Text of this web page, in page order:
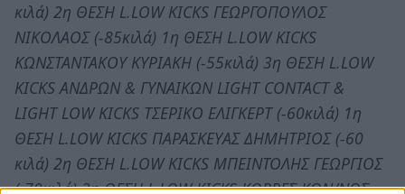
κιλά) 2η ΘΕΣΗ L.LOW KICKS ΓΕΩΡΓΟΠΟΥΛΟΣ
ΝΙΚΟΛΑΟΣ (-85κιλά) 1η ΘΕΣΗ L.LOW KICKS
ΚΩΝΣΤΑΝΤΑΚΟΥ ΚΥΡΙΑΚΗ (-55κιλά) 3η ΘΕΣΗ L.LOW
KICKS ΑΝΔΡΩΝ & ΓΥΝΑΙΚΩΝ LIGHT CONTACT &
LIGHT LOW KICKS ΤΣΕΡΙΚΟ ΕΛΙΓΚΕΡΤ (-60κιλά) 1η
ΘΕΣΗ L.LOW KICKS ΠΑΡΑΣΚΕΥAΣ ΔΗΜΗΤΡΙΟΣ (-60
κιλά) 2η ΘΕΣΗ L.LOW KICKS ΜΠΕΙΝΤΟΛΗΣ ΓΕΩΡΓΙΟΣ
(-70κιλά) 3η ΘΕΣΗ L.LOW KICKS ΚΟΡΡΕΣ ΚΩΝ/ΝΟΣ